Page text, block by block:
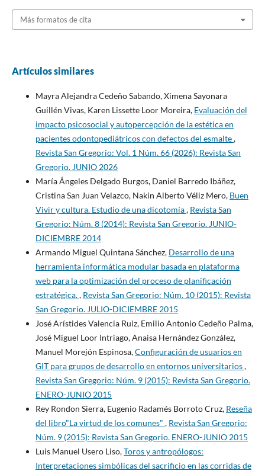
Más formatos de cita
Artículos similares
Mayra Alejandra Cedeño Sabando, Ximena Sayonara
Guillén Vivas, Karen Lissette Loor Moreira, Evaluación del
impacto psicosocial y autopercepción de la estética en
pacientes odontopediátricos con defectos del esmalte,
Revista San Gregorio: Vol. 1 Núm. 66 (2026): Revista San
Gregorio. JUNIO 2026
María Ángeles Delgado Burgos, Daniel Barredo Ibáñez,
Cristina San Juan Velazco, Nakin Alberto Véliz Mero, Buen
Vivir y cultura. Estudio de una dicotomía, Revista San
Gregorio: Núm. 8 (2014): Revista San Gregorio. JUNIO-
DICIEMBRE 2014
Armando Miguel Quintana Sánchez, Desarrollo de una
herramienta informática modular basada en plataforma
web para la optimización del proceso de planificación
estratégica., Revista San Gregorio: Núm. 10 (2015): Revista
San Gregorio. JULIO-DICIEMBRE 2015
José Arístides Valencia Ruiz, Emilio Antonio Cedeño Palma,
José Miguel Loor Intriago, Anaisa Hernández González,
Manuel Morejón Espinosa,Configuración de usuarios en
GIT para grupos de desarrollo en entornos universitarios,
Revista San Gregorio: Núm. 9 (2015): Revista San Gregorio.
ENERO-JUNIO 2015
Rey Rondon Sierra, Eugenio Radamés Borroto Cruz, Reseña
del libro"La virtud de los comunes" , Revista San Gregorio:
Núm. 9 (2015): Revista San Gregorio. ENERO-JUNIO 2015
Luis Manuel Usero Liso,Toros y antropólogos:
Interpretaciones simbólicas del sacrificio en las corridas de